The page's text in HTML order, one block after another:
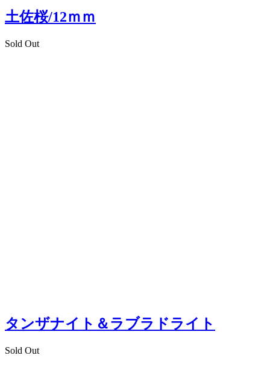
土佐桜/12ｍｍ
Sold Out
タンザナイト＆ラブラドライト
Sold Out